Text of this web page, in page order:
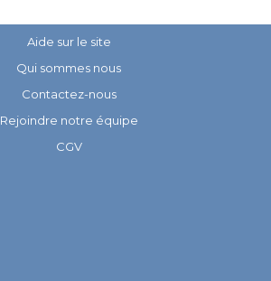
Aide sur le site
Qui sommes nous
Contactez-nous
Rejoindre notre équipe
CGV